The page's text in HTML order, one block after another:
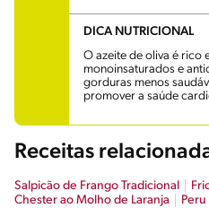
DICA NUTRICIONAL
O azeite de oliva é rico
monoinsaturados e
gorduras menos
promover a saúde
Receitas
Salpicão de Frango Tradicional
Chester ao Molho de Laranja